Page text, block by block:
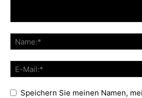
Speichern Sie meinen Namen,